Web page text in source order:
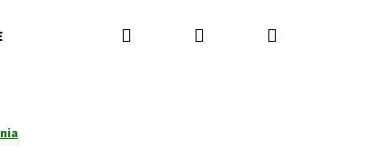
Kamenná predajňa Kontakty
Hľadať PrihlásenieNákupný